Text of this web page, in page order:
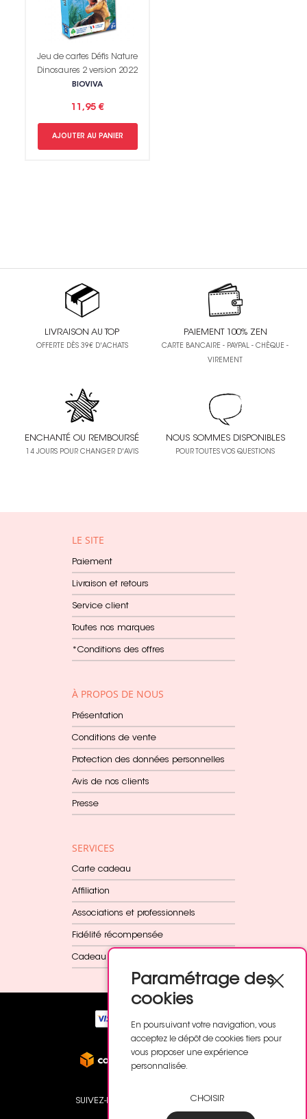
Jeu de cartes Défis Nature
Dinosaures 2 version 2022
BIOVIVA
11,95 €
AJOUTER AU PANIER
LIVRAISON AU TOP
OFFERTE DÈS 39€ D'ACHATS
PAIEMENT 100% ZEN
CARTE BANCAIRE - PAYPAL - CHÈQUE -
VIREMENT
ENCHANTÉ OU REMBOURSÉ
14 JOURS POUR CHANGER D'AVIS
NOUS SOMMES DISPONIBLES
POUR TOUTES VOS QUESTIONS
LE SITE
Paiement
Livraison et retours
Service client
Toutes nos marques
*Conditions des offres
À PROPOS DE NOUS
Présentation
Conditions de vente
Protection des données personnelles
Avis de nos clients
Presse
SERVICES
Carte cadeau
Affiliation
Associations et professionnels
Fidélité récompensée
Cadeau dès 60€
SUIVEZ-NOUS
Paramétrage des
cookies
En poursuivant votre navigation, vous
acceptez le dépôt de cookies tiers pour
vous proposer une expérience
personnalisée.
CHOISIR